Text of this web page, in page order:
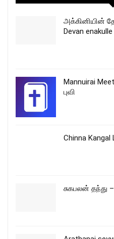
அக்கினியின்
Devan enakulle
Mannuirai
புவி
Chinna
சுகபலன் தந்து